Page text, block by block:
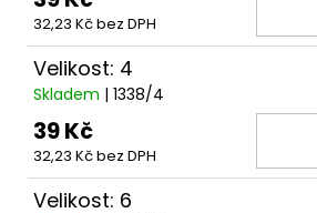
32,23 Kč bez DPH
Velikost: 4
Skladem | 1338/4
39 Kč
32,23 Kč bez DPH
Velikost: 6